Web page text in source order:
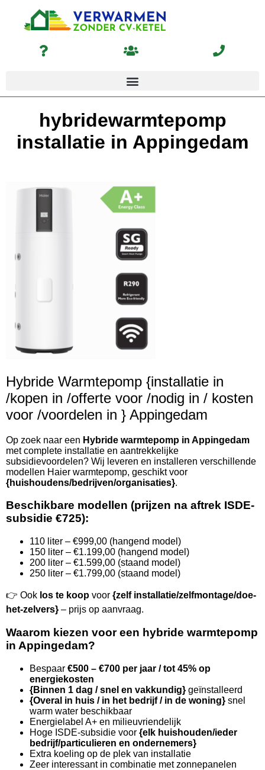
hybridewarmtepomp
installatie in Appingedam
Hybride Warmtepomp {installatie in
/kopen in /offerte voor /nodig in / kosten
voor /voordelen in } Appingedam
Op zoek naar een Hybride warmtepomp in Appingedam
met complete installatie en aantrekkelijke
subsidievoordelen? Wij leveren en installeren verschillende
modellen Haier warmtepomp, geschikt voor
{huishoudens/bedrijven/organisaties}.
Beschikbare modellen (prijzen na aftrek ISDE-
subsidie €725):
110 liter – €999,00 (hangend model)
150 liter – €1.199,00 (hangend model)
200 liter – €1.599,00 (staand model)
250 liter – €1.799,00 (staand model)
👉 Ook los te koop voor {zelf installatie/zelfmontage/doe-
het-zelvers} – prijs op aanvraag.
Waarom kiezen voor een hybride warmtepomp
in Appingedam?
Bespaar €500 – €700 per jaar / tot 45% op
energiekosten
{Binnen 1 dag / snel en vakkundig} geïnstalleerd
{Overal in huis / in het bedrijf / in de woning} snel
warm water beschikbaar
Energielabel A+ en milieuvriendelijk
Hoge ISDE-subsidie voor {elk huishouden/ieder
bedrijf/particulieren en ondernemers}
Extra koeling op de plek van installatie
Zeer interessant in combinatie met zonnepanelen